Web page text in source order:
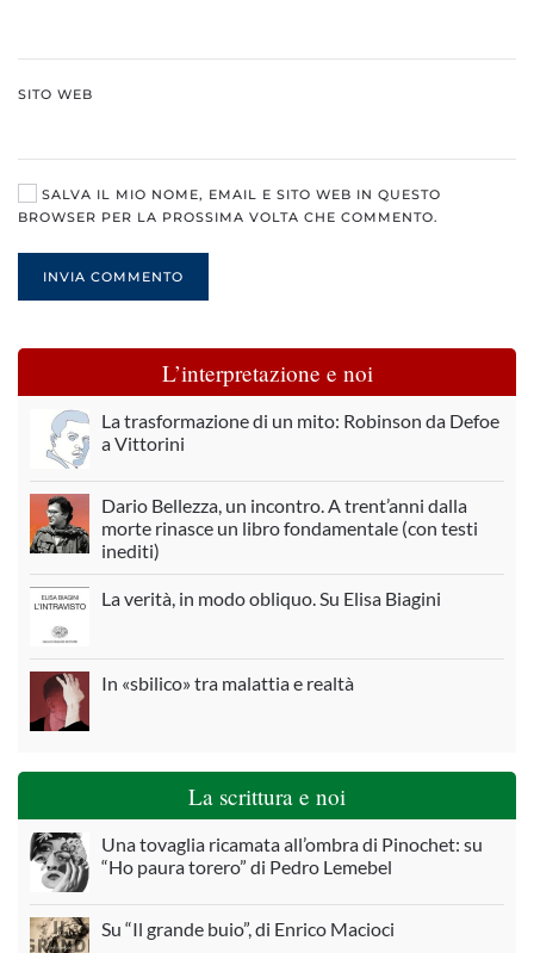
SITO WEB
SALVA IL MIO NOME, EMAIL E SITO WEB IN QUESTO
BROWSER PER LA PROSSIMA VOLTA CHE COMMENTO.
INVIA COMMENTO
L’interpretazione e noi
La trasformazione di un mito: Robinson da Defoe
a Vittorini
Dario Bellezza, un incontro. A trent’anni dalla
morte rinasce un libro fondamentale (con testi
inediti)
La verità, in modo obliquo. Su Elisa Biagini
In «sbilico» tra malattia e realtà
La scrittura e noi
Una tovaglia ricamata all’ombra di Pinochet: su
“Ho paura torero” di Pedro Lemebel
Su “Il grande buio”, di Enrico Macioci